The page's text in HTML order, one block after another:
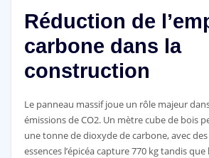
Réduction de
carbone dans la
construction
Le panneau massif joue un rôle majeur
émissions de CO2. Un mètre cube de bois
une tonne de dioxyde de carbone, avec
essences l’épicéa capture 770 kg tandis